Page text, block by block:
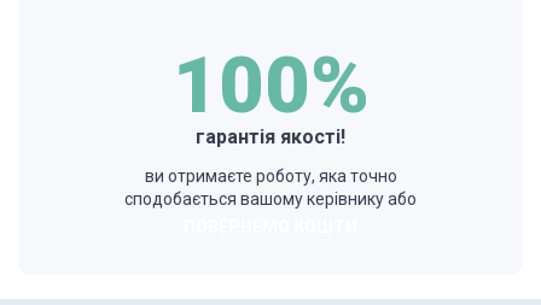
100%
гарантія якості!
ви отримаєте роботу, яка точно
сподобається вашому керівнику або